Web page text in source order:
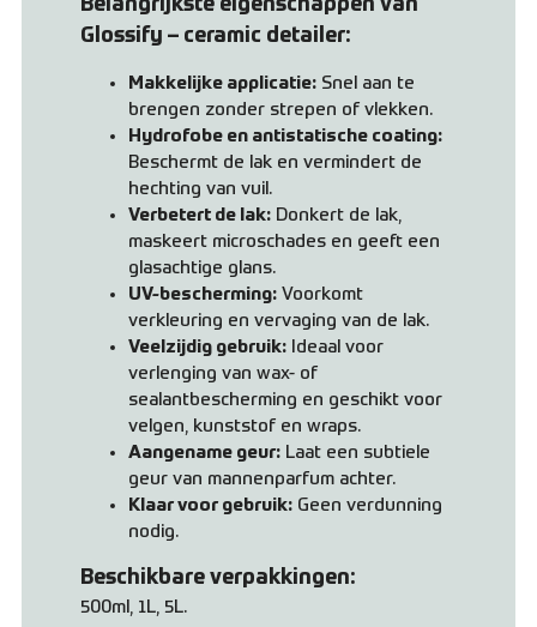
Belangrijkste eigenschappen van
Glossify – ceramic detailer:
Makkelijke applicatie: Snel aan te
brengen zonder strepen of vlekken.
Hydrofobe en antistatische coating:
Beschermt de lak en vermindert de
hechting van vuil.
Verbetert de lak: Donkert de lak,
maskeert microschades en geeft een
glasachtige glans.
UV-bescherming: Voorkomt
verkleuring en vervaging van de lak.
Veelzijdig gebruik: Ideaal voor
verlenging van wax- of
sealantbescherming en geschikt voor
velgen, kunststof en wraps.
Aangename geur: Laat een subtiele
geur van mannenparfum achter.
Klaar voor gebruik: Geen verdunning
nodig.
Beschikbare verpakkingen:
500ml, 1L, 5L.